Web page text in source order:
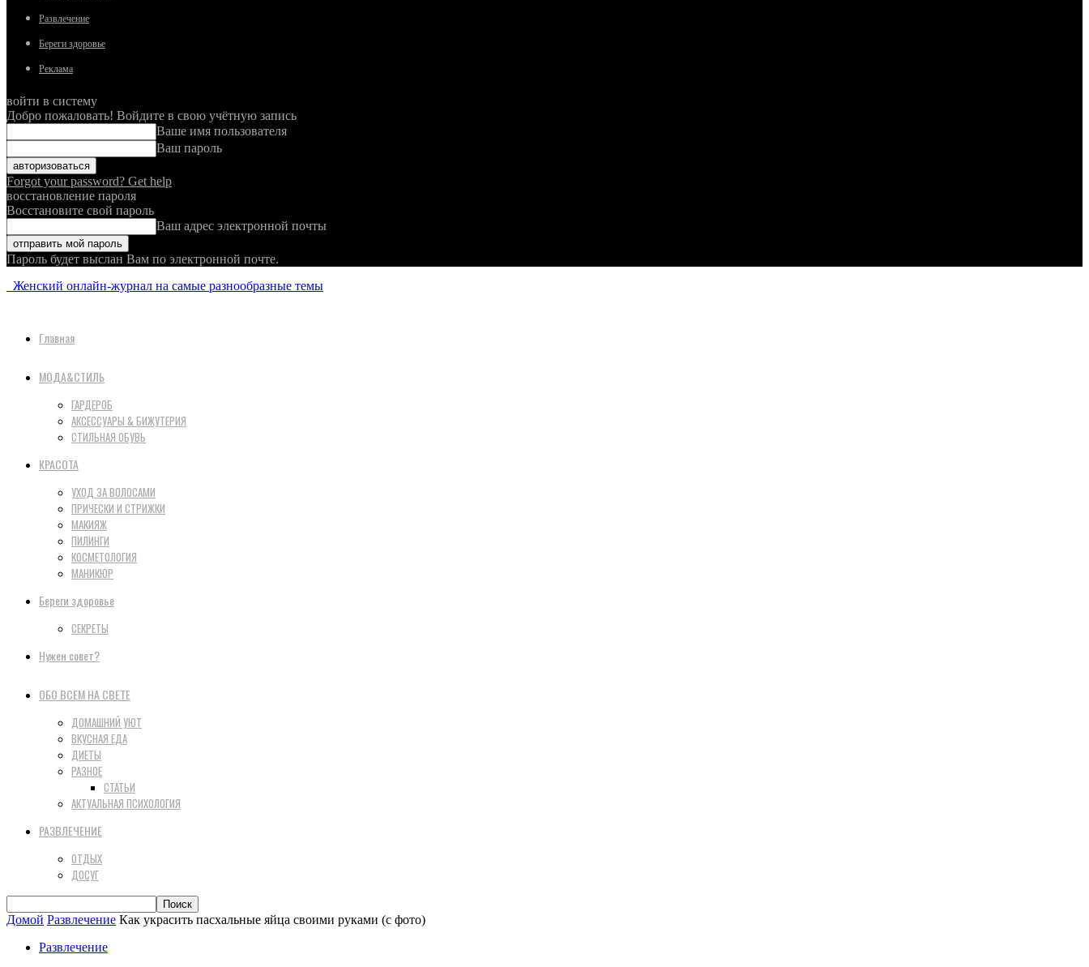
Развлечение
Береги здоровье
Реклама
войти в систему
Добро пожаловать! Войдите в свою учётную запись
Ваше имя пользователя
Ваш пароль
Forgot your password? Get help
восстановление пароля
Восстановите свой пароль
Ваш адрес электронной почты
Пароль будет выслан Вам по электронной почте.
Женский онлайн-журнал на самые разнообразные темы
Главная
МОДА&СТИЛЬ
ГАРДЕРОБ
АКСЕССУАРЫ & БИЖУТЕРИЯ
СТИЛЬНАЯ ОБУВЬ
КРАСОТА
УХОД ЗА ВОЛОСАМИ
ПРИЧЕСКИ И СТРИЖКИ
МАКИЯЖ
ПИЛИНГИ
КОСМЕТОЛОГИЯ
МАНИКЮР
Береги здоровье
СЕКРЕТЫ
Нужен совет?
ОБО ВСЕМ НА СВЕТЕ
ДОМАШНИЙ УЮТ
ВКУСНАЯ ЕДА
ДИЕТЫ
РАЗНОЕ
СТАТЬИ
АКТУАЛЬНАЯ ПСИХОЛОГИЯ
РАЗВЛЕЧЕНИЕ
ОТДЫХ
ДОСУГ
Домой Развлечение Как украсить пасхальные яйца своими руками (с фото)
Развлечение